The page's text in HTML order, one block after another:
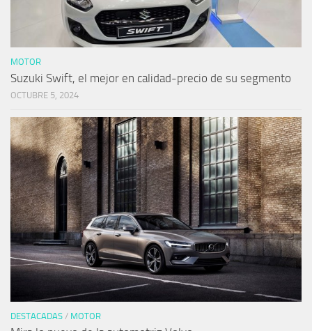
MOTOR
Suzuki Swift, el mejor en calidad-precio de su segmento
OCTUBRE 5, 2024
DESTACADAS / MOTOR